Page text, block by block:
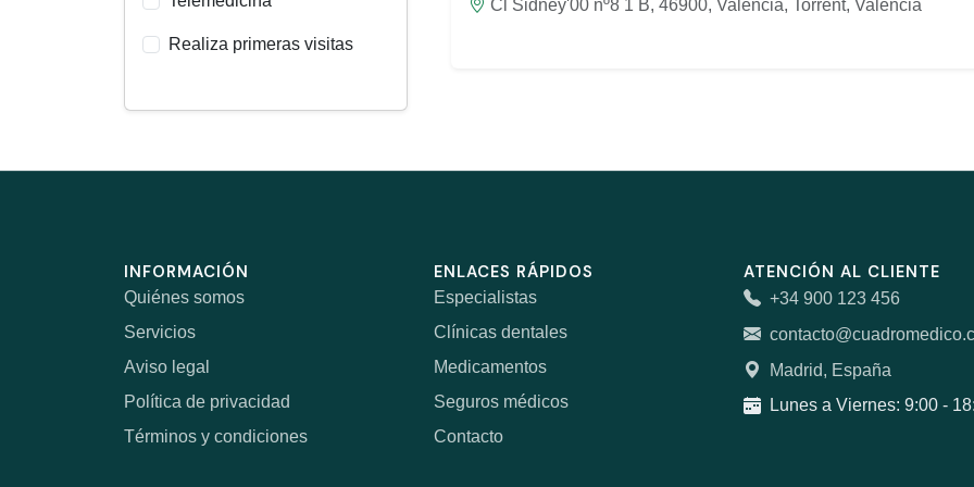
Realiza primeras visitas
Cl Sidney'00 nº8 1 B, 46900, Valencia, Torrent, Valencia
INFORMACIÓN
Quiénes somos
Servicios
Aviso legal
Política de privacidad
Términos y condiciones
ENLACES RÁPIDOS
Especialistas
Clínicas dentales
Medicamentos
Seguros médicos
Contacto
ATENCIÓN AL CLIENTE
+34 900 123 456
Madrid, España
Lunes a Viernes: 9:00 -